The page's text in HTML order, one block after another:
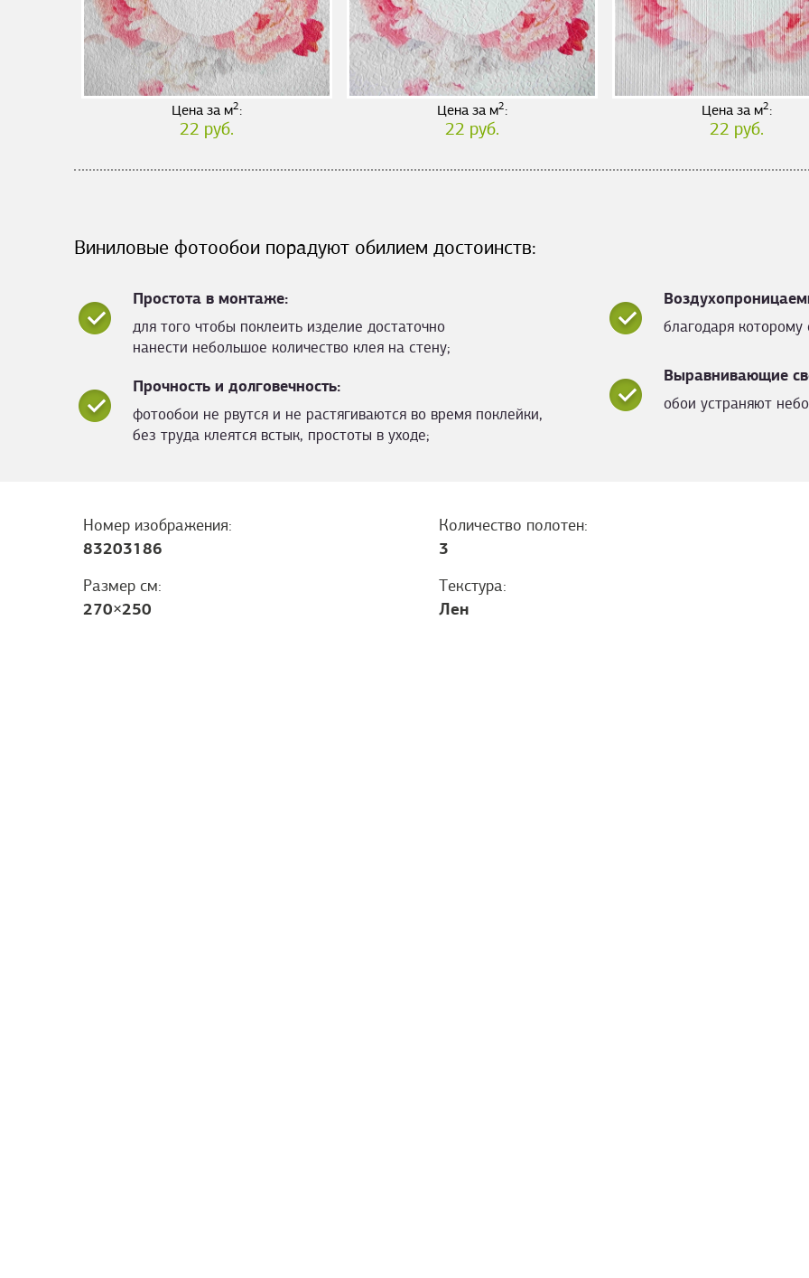
Цена за м2:
22 руб.
Цена за м2:
22 руб.
Цена за м2:
22 руб.
Виниловые фотообои порадуют обилием достоинств:
Простота в монтаже:
для того чтобы поклеить изделие достаточно
нанести небольшое количество клея на стену;
благодаря
Выравнивающие
обои устраняют
Прочность и долговечность:
фотообои не рвутся и не растягиваются во время поклейки,
без труда клеятся встык, простоты в уходе;
Номер изображения:
83203186
Количество полотен:
3
Размер см:
270×250
Текстура:
Лен